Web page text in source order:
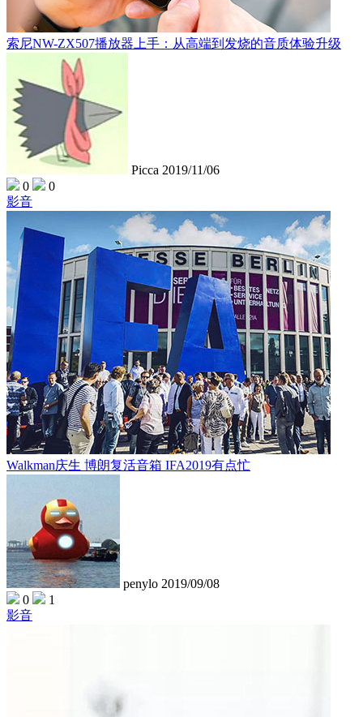
索尼NW-ZX507播放器上手：从高端到发烧的音质体验升级
Picca 2019/11/06
0
0
影音
Walkman庆生 博朗复活音箱 IFA2019有点忙
penylo 2019/09/08
0
1
影音